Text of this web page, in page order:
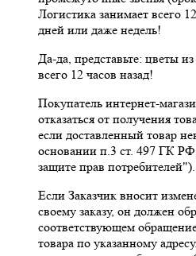
Логистика занимает всего
дней или даже недель!
Да-да, представьте: цветы
всего 12 часов назад!
Покупатель интернет-
отказаться от получения
если доставленный товар
основании п.3 ст. 497 ГК
защите прав потребителей").
Если Заказчик вносит
своему заказу, он должен
соответствующем
товара по указанному